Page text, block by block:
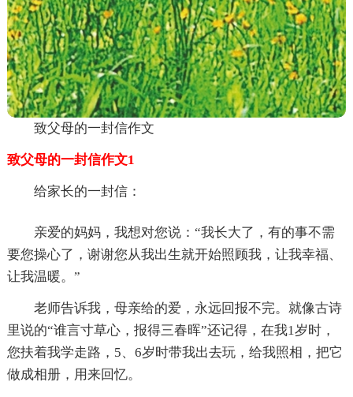
致父母的一封信作文
致父母的一封信作文1
给家长的一封信：
亲爱的妈妈，我想对您说：“我长大了，有的事不需
要您操心了，谢谢您从我出生就开始照顾我，让我幸福、
让我温暖。”
老师告诉我，母亲给的爱，永远回报不完。就像古诗
里说的“谁言寸草心，报得三春晖”还记得，在我1岁时，
您扶着我学走路，5、6岁时带我出去玩，给我照相，把它
做成相册，用来回忆。